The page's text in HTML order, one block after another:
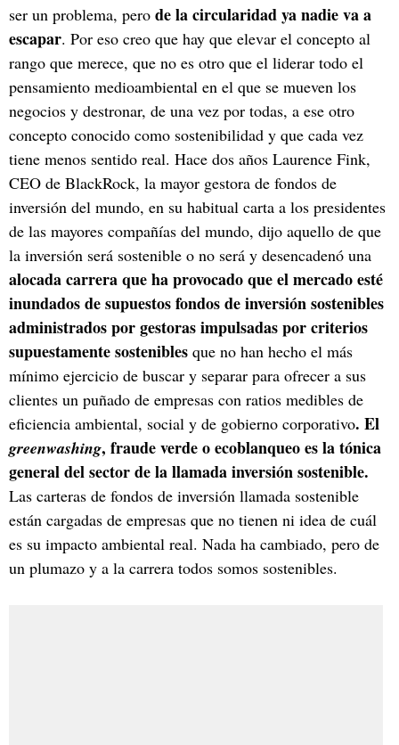
ser un problema, pero de la circularidad ya nadie va a
escapar. Por eso creo que hay que elevar el concepto al
rango que merece, que no es otro que el liderar todo el
pensamiento medioambiental en el que se mueven los
negocios y destronar, de una vez por todas, a ese otro
concepto conocido como sostenibilidad y que cada vez
tiene menos sentido real. Hace dos años Laurence Fink,
CEO de BlackRock, la mayor gestora de fondos de
inversión del mundo, en su habitual carta a los presidentes
de las mayores compañías del mundo, dijo aquello de que
la inversión será sostenible o no será y desencadenó una
alocada carrera que ha provocado que el mercado esté
inundados de supuestos fondos de inversión sostenibles
administrados por gestoras impulsadas por criterios
supuestamente sostenibles que no han hecho el más
mínimo ejercicio de buscar y separar para ofrecer a sus
clientes un puñado de empresas con ratios medibles de
eficiencia ambiental, social y de gobierno corporativo. El
greenwashing, fraude verde o ecoblanqueo es la tónica
general del sector de la llamada inversión sostenible.
Las carteras de fondos de inversión llamada sostenible
están cargadas de empresas que no tienen ni idea de cuál
es su impacto ambiental real. Nada ha cambiado, pero de
un plumazo y a la carrera todos somos sostenibles.